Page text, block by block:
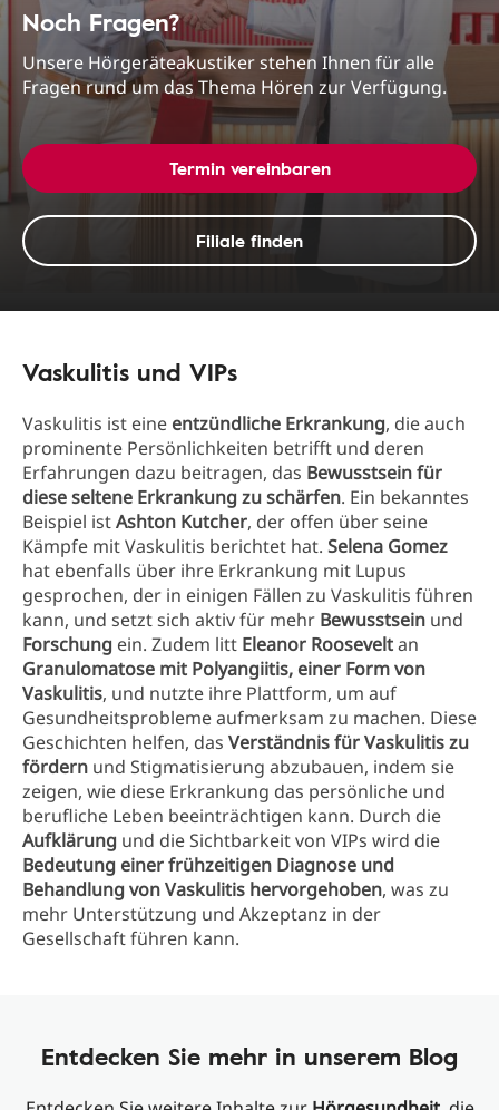
Noch Fragen?
Unsere Hörgeräteakustiker stehen Ihnen für alle
Fragen rund um das Thema Hören zur Verfügung.
Termin vereinbaren
Filiale finden
Vaskulitis und VIPs
Vaskulitis ist eine entzündliche Erkrankung, die auch
prominente Persönlichkeiten betrifft und deren
Erfahrungen dazu beitragen, das Bewusstsein für
diese seltene Erkrankung zu schärfen. Ein bekanntes
Beispiel istAshton Kutcher, der offen über seine
Kämpfe mit Vaskulitis berichtet hat. Selena Gomez
hat ebenfalls über ihre Erkrankung mit Lupus
gesprochen, der in einigen Fällen zu Vaskulitis führen
kann, und setzt sich aktiv für mehr Bewusstsein und
Forschung ein. Zudem litt Eleanor Rooseveltan
Granulomatose mit Polyangiitis, einer Form von
Vaskulitis, und nutzte ihre Plattform, um auf
Gesundheitsprobleme aufmerksam zu machen. Diese
Geschichten helfen, das Verständnis für Vaskulitis zu
fördern und Stigmatisierung abzubauen, indem sie
zeigen, wie diese Erkrankung das persönliche und
berufliche Leben beeinträchtigen kann. Durch die
Aufklärung und die Sichtbarkeit von VIPs wird die
Bedeutung einer frühzeitigen Diagnose und
Behandlung von Vaskulitis hervorgehoben, was zu
mehr Unterstützung und Akzeptanz in der
Gesellschaft führen kann.
Entdecken Sie mehr in unserem Blog